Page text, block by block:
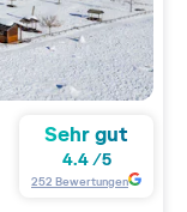
Sehr gut
4.4/5
252 Bewertungen